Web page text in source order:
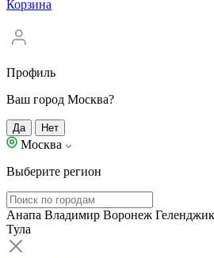
Корзина
Профиль
Ваш город Москва?
Да Нет
Москва
Выберите регион
Анапа Владимир Воронеж Геленджик
Тула